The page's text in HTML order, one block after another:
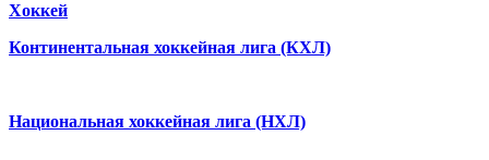
Хоккей
Континентальная хоккейная лига (КХЛ)
Национальная хоккейная лига (НХЛ)